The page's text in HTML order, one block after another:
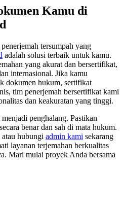
Kamu di
tersumpah yang
adalah solusi terbaik untuk kamu.
yang akurat dan bersertifikat,
internasional. Jika kamu
dokumen hukum, sertifikat
tim penerjemah bersertifikat kami
dan keakuratan yang tinggi.
penghalang. Pastikan
benar dan sah di mata hukum.
atau hubungi admin kami sekarang
layanan terjemahan berkualitas
Mari mulai proyek Anda bersama